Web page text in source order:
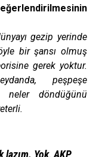
gezip yerinde
bir şansı olmuş
gerek yoktur.
peşpeşe
neler döndüğünü
Yok, AKP